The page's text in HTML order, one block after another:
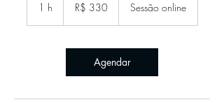
1 h
brasileiros
R$ 330 Sessão online
Agendar